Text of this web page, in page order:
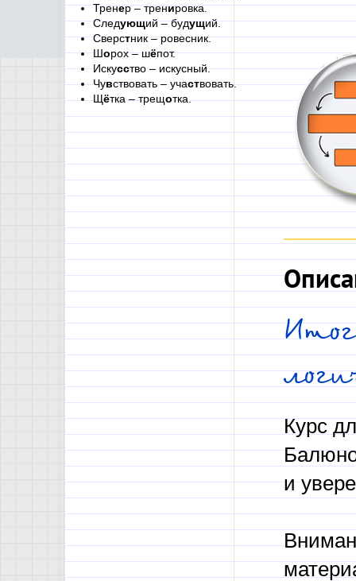
Тренер – тренировка.
Следующий – будущий.
Сверстник – ровесник.
Шорох – шёпот.
Искусство – искусный.
Чувствовать – участвовать.
Щётка – трещотка.
Курс
и